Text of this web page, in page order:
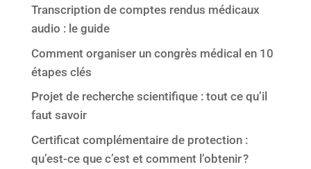
Transcription de comptes rendus médicaux
audio : le guide
Comment organiser un congrès médical en 10
étapes clés
Projet de recherche scientifique : tout ce qu’il
faut savoir
Certificat complémentaire de protection :
qu’est-ce que c’est et comment l’obtenir ?